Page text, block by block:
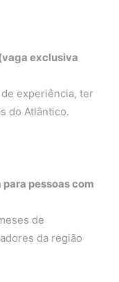
exclusiva
experiência, ter
do Atlântico.
pessoas com
de
da região